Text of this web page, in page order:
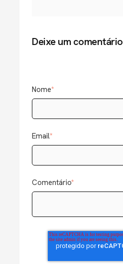
Deixe um comentário
Nome*
Email*
Comentário*